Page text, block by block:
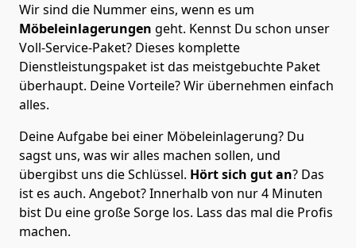
Wir sind die Nummer eins, wenn es um
Möbeleinlagerungen geht. Kennst Du schon unser
Voll-Service-Paket? Dieses komplette
Dienstleistungspaket ist das meistgebuchte Paket
überhaupt. Deine Vorteile? Wir übernehmen einfach
alles.
Deine Aufgabe bei einer Möbeleinlagerung? Du
sagst uns, was wir alles machen sollen, und
übergibst uns die Schlüssel. Hört sich gut an? Das
ist es auch. Angebot? Innerhalb von nur 4 Minuten
bist Du eine große Sorge los. Lass das mal die Profis
machen.